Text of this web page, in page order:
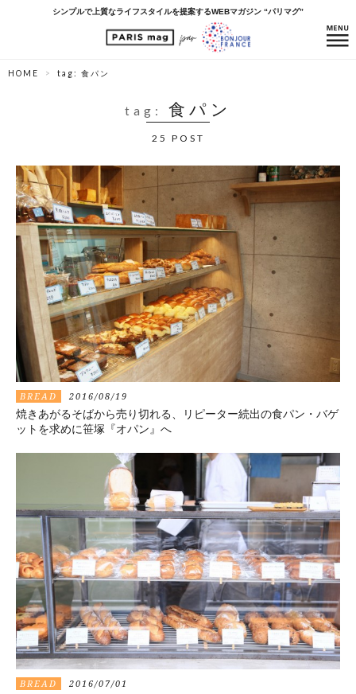
シンプルで上質なライフスタイルを提案するWEBマガジン “パリマグ”
HOME tag: 食パン
tag: 食パン
25 POST
BREAD 2016/08/19
焼きあがるそばから売り切れる、リピーター続出の食パン・バゲ
ットを求めに笹塚『オパン』へ
BREAD 2016/07/01